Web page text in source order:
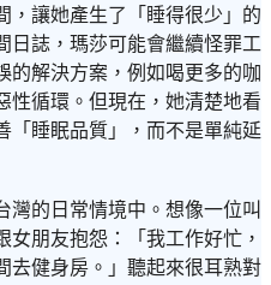
，讓她產生了「睡得很少」的
日誌，瑪莎可能會繼續怪罪工
的解決方案，例如喝更多的咖
性循環。但現在，她清楚地看
「睡眠品質」，而不是單純延
灣的日常情境中。想像一位叫
女朋友抱怨：「我工作好忙，
去健身房。」聽起來很耳熟對